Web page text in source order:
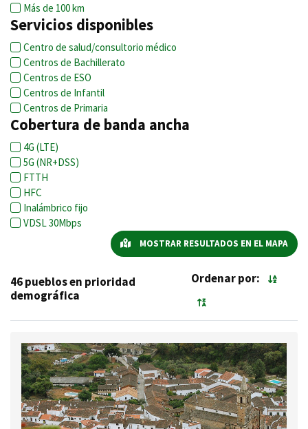
Más de 100 km
Servicios disponibles
Centro de salud/consultorio médico
Centros de Bachillerato
Centros de ESO
Centros de Infantil
Centros de Primaria
Cobertura de banda ancha
4G (LTE)
5G (NR+DSS)
FTTH
HFC
Inalámbrico fijo
VDSL 30Mbps
MOSTRAR RESULTADOS EN EL MAPA
46 pueblos en prioridad
demográfica
Ordenar por: